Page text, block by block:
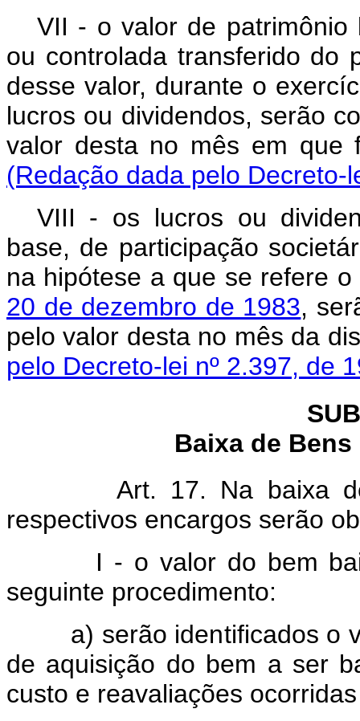
VII - o valor de patrimônio
ou controlada transferido do
desse valor, durante o
lucros ou dividendos, serão
valor desta no mês
(Redação dada pelo Decreto-
VIII - os lucros ou
base, de participação
na hipótese a que se refere o
20 de dezembro de 1983,
pelo valor desta no
pelo Decreto-lei nº 2.397, de
Baixa de
Art. 17. Na baixa
respectivos encargos serão
I - o valor do bem
seguinte procedimento:
a) serão identificados o
de aquisição do bem a ser
custo e reavaliações